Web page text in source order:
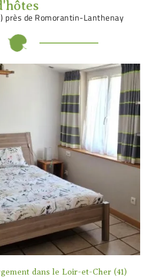
près de Romorantin-Lanthenay
dans le Loir-et-Cher (41)